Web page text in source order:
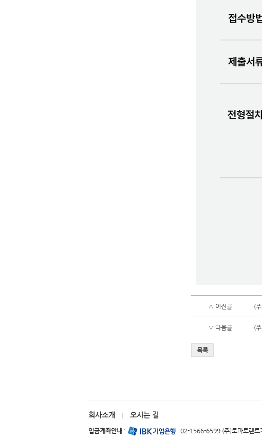
∧ 이전글 (
∨ 다음글 (
목록
회사소개 오시는 길
입금계좌안내 : 02-1566-6599 (주)토마토렌트